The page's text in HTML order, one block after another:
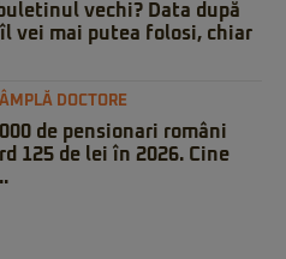
vechi? Data după
vei mai putea folosi, chiar
DOCTORE
de pensionari români
125 de lei în 2026. Cine